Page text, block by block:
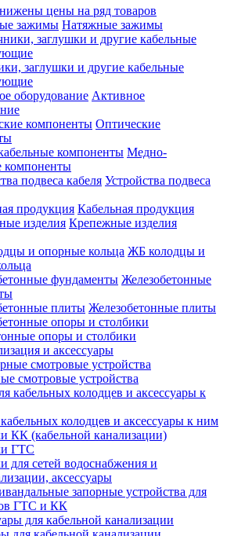
цены на ряд товаров
Натяжные зажимы
заглушки и другие кабельные
Активное
Оптические
Медно-
компоненты
Устройства подвеса
Кабельная продукция
Крепежные изделия
ЖБ колодцы и
Железобетонные
Железобетонные плиты
опоры и столбики
и аксессуары
смотровые устройства
колодцев и аксессуары к ним
КК (кабельной канализации)
ГТС
для сетей водоснабжения и
аксессуары
запорные устройства для
ГТС и КК